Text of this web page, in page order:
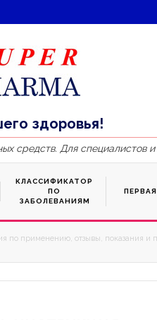
здоровья!
средств. Для специалистов
КЛАССИФИКАТОР
ПО
ЗАБОЛЕВАНИЯМ
применению, отзывы, показания и